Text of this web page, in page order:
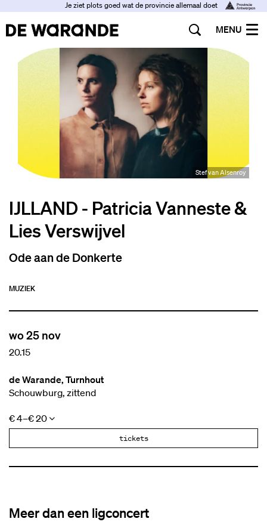
Je ziet plots goed wat de provincie allemaal doet
MENU
Stef van Alsenroy
IJLLAND - Patricia Vanneste &
Lies Verswijvel
Ode aan de Donkerte
MUZIEK
wo 25 nov
20.15
de Warande, Turnhout
Schouwburg, zittend
€ 4–€ 20
tickets
Meer dan een ligconcert